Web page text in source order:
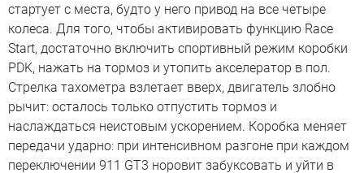
стартует с места, будто у него привод на все четыре
колеса. Для того, чтобы активировать функцию Race
Start, достаточно включить спортивный режим коробки
PDK, нажать на тормоз и утопить акселератор в пол.
Стрелка тахометра взлетает вверх, двигатель злобно
рычит: осталось только отпустить тормоз и
наслаждаться неистовым ускорением. Коробка меняет
передачи ударно: при интенсивном разгоне при каждом
переключении 911 GT3 норовит забуксовать и уйти в